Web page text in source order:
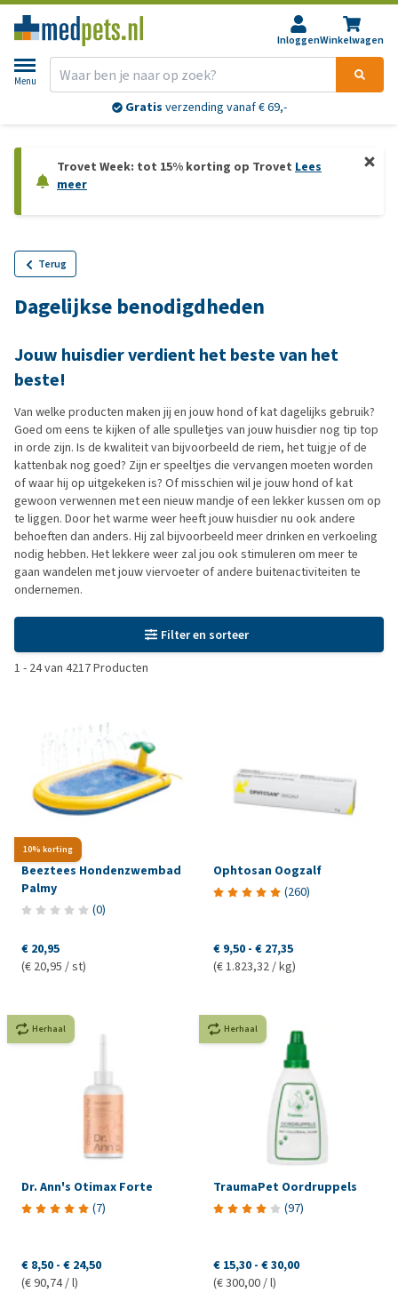
InloggenWinkelwagen
Menu
Gratis verzending vanaf € 69,-
Trovet Week: tot 15% korting op Trovet Lees
meer
Terug
Dagelijkse benodigdheden
Jouw huisdier verdient het beste van het
beste!
Van welke producten maken jij en jouw hond of kat dagelijks gebruik?
Goed om eens te kijken of alle spulletjes van jouw huisdier nog tip top
in orde zijn. Is de kwaliteit van bijvoorbeeld de riem, het tuigje of de
kattenbak nog goed? Zijn er speeltjes die vervangen moeten worden
of waar hij op uitgekeken is? Of misschien wil je jouw hond of kat
gewoon verwennen met een nieuw mandje of een lekker kussen om op
te liggen. Door het warme weer heeft jouw huisdier nu ook andere
behoeften dan anders. Hij zal bijvoorbeeld meer drinken en verkoeling
nodig hebben. Het lekkere weer zal jou ook stimuleren om meer te
gaan wandelen met jouw viervoeter of andere buitenactiviteiten te
ondernemen.
Filter en sorteer
1 - 24van 4217Producten
10% korting
Beeztees Hondenzwembad
Palmy
(0)
€ 20,95
(€ 20,95 / st)
Ophtosan Oogzalf
(260)
€ 9,50 - € 27,35
(€ 1.823,32 / kg)
Herhaal
Dr. Ann's Otimax Forte
(7)
€ 8,50 - € 24,50
(€ 90,74 / l)
Herhaal
TraumaPet Oordruppels
(97)
€ 15,30 - € 30,00
(€ 300,00 / l)